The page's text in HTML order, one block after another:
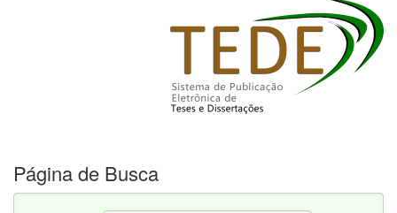
Página de Busca